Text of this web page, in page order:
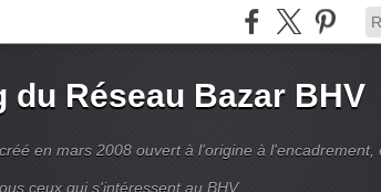
du Réseau Bazar BHV
en mars 2008 ouvert à l'origine à l'encadrement,
ceux qui s'intéressent au BHV.